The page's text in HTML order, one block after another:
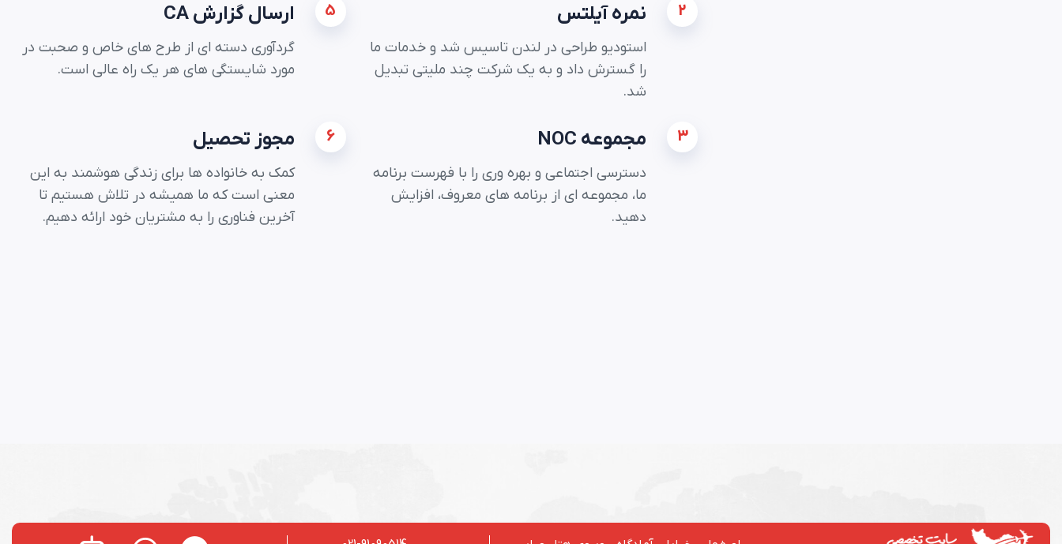
2 نمره آیلتس
استودیو طراحی در لندن تاسیس شد و خدمات ما
را گسترش داد و به یک شرکت چند ملیتی تبدیل
شد.
5 ارسال گزارش CA
گردآوری دسته ای از طرح های خاص و صحبت در
مورد شایستگی های هر یک راه عالی است.
3 مجموعه NOC
دسترسی اجتماعی و بهره وری را با فهرست برنامه
ما، مجموعه ای از برنامه های معروف، افزایش
دهید.
6 مجوز تحصیل
کمک به خانواده ها برای زندگی هوشمند به این
معنی است که ما همیشه در تلاش هستیم تا
آخرین فناوری را به مشتریان خود ارائه دهیم.